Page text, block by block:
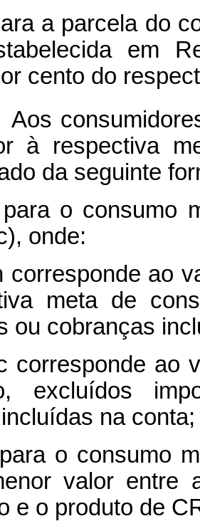
parcela do
em
cento do
à respectiva
da seguinte
consumo
onde:
ao
meta de
ou cobranças
ao
excluídos
na conta;
consumo
valor entre
e o produto de